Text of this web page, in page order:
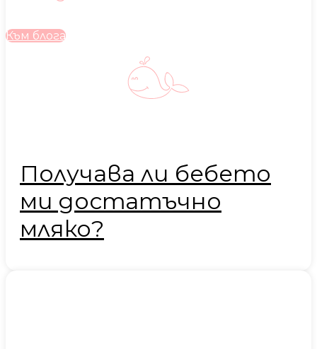
Към блога
Получава ли бебето
ми достатъчно
мляко?